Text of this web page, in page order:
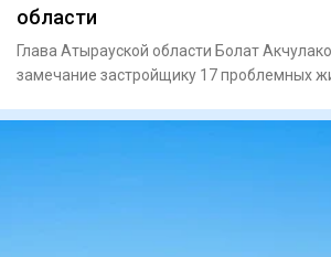
области
Глава Атырауской области Болат
замечание застройщику 17 проблемных